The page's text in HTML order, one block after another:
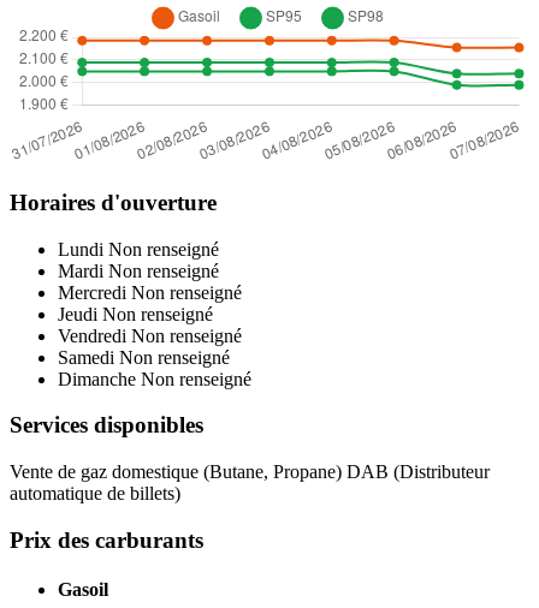
Horaires d'ouverture
Lundi Non renseigné
Mardi Non renseigné
Mercredi Non renseigné
Jeudi Non renseigné
Vendredi Non renseigné
Samedi Non renseigné
Dimanche Non renseigné
Services disponibles
Vente de gaz domestique (Butane, Propane) DAB (Distributeur
automatique de billets)
Prix des carburants
Gasoil